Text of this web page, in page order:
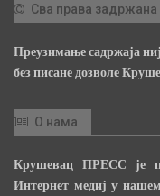
Сва права задржана
Преузимање садржаја
без писане дозволе
О нама
Крушевац ПРЕСС је
Интернет медиј у